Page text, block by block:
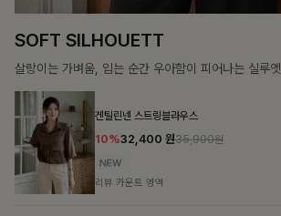
SOFT SILHOUETT
살랑이는 가벼움, 입는 순간 우아함이 피어나는 실루엣
겐틸린넨 스트링블라우스
10%32,400 원35,900원
리뷰 카운트 영역